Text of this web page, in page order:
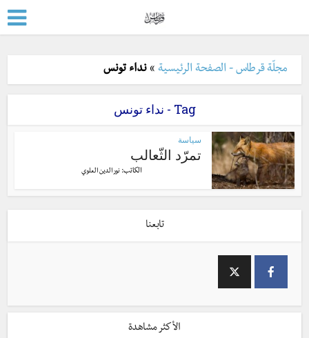
مجلّة قرطاس - الصفحة الرئيسية »نداء تونس
Tag - نداء تونس
سياسة
تمرّد الثّعالب
الكاتب:نور الدين العلوي
تابعنا
الأكثر مشاهدة